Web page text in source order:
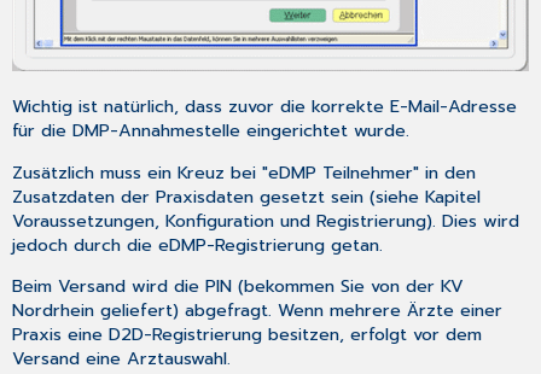
Wichtig ist natürlich, dass zuvor die korrekte E-Mail-Adresse
für dieDMP-Annahmestelle eingerichtet wurde.
Zusätzlich muss ein Kreuz bei "eDMP Teilnehmer" in den
Zusatzdaten derPraxisdaten gesetzt sein (siehe Kapitel
Voraussetzungen, Konfiguration und Registrierung). Dies wird
jedoch durch die eDMP-Registrierung getan.
Beim Versand wird die PIN (bekommen Sie von der KV
Nordrhein geliefert) abgefragt. Wenn mehrere Ärzte einer
Praxis eine D2D-Registrierung besitzen, erfolgt vor dem
Versand eine Arztauswahl.